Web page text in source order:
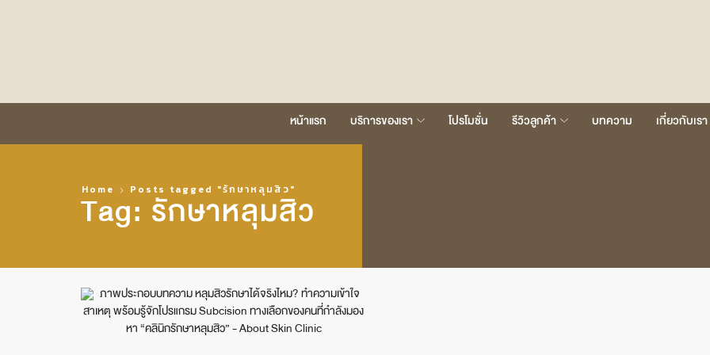
หน้าแรก บริการของเรา โปรโมชั่น รีวิวลูกค้า บทความ เกี่ยวกับเรา
Home Posts tagged "รักษาหลุมสิว"
Tag: รักษาหลุมสิว